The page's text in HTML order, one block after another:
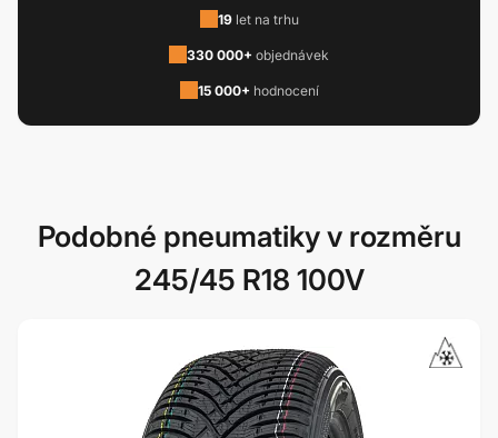
19let na trhu
330 000+ objednávek
15 000+ hodnocení
Podobné pneumatiky v rozměru
245/45 R18 100V